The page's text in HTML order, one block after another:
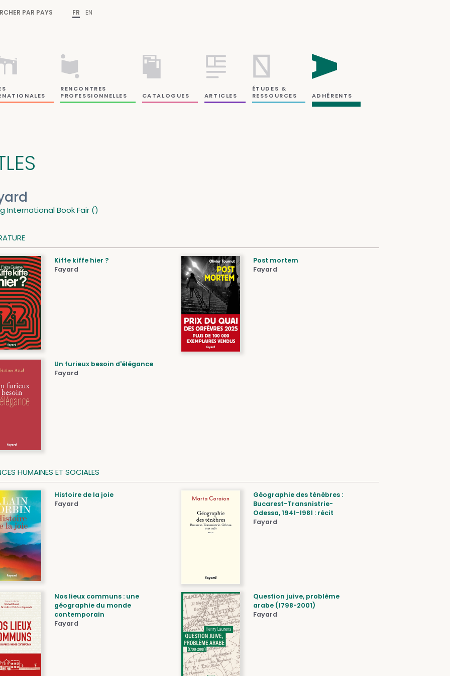
PAR PAYS FR EN
RENCONTRES
PROFESSIONNELLES
CATALOGUES ARTICLES
ÉTUDES &
RESSOURCES
ADHÉRENTS
International Book Fair ()
Kiffe kiffe hier ?
Fayard
Post mortem
Fayard
Un furieux besoin d'élégance
Fayard
HUMAINES ET SOCIALES
Histoire de la joie
Fayard
Géographie des ténèbres :
Bucarest-Transnistrie-
Odessa, 1941-1981 : récit
Fayard
Nos lieux communs : une
géographie du monde
contemporain
Fayard
Question juive, problème
arabe (1798-2001)
Fayard